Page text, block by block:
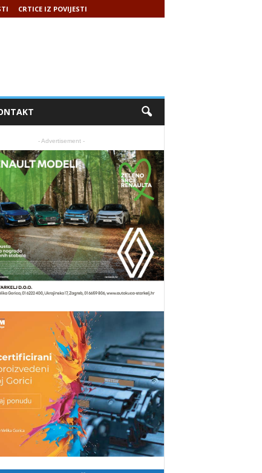
CRTICE IZ POVIJESTI
- Advertisement -